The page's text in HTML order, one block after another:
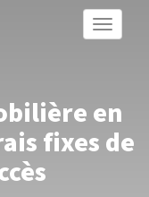
Toggle
en
fixes de